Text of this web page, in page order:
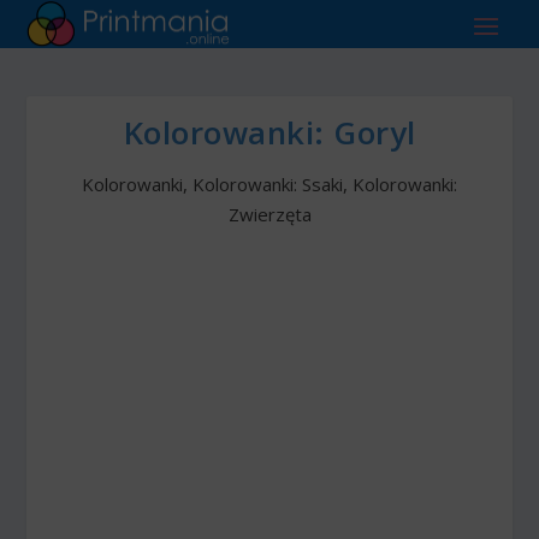
Kolorowanki: Goryl
Kolorowanki, Kolorowanki: Ssaki, Kolorowanki:
Zwierzęta